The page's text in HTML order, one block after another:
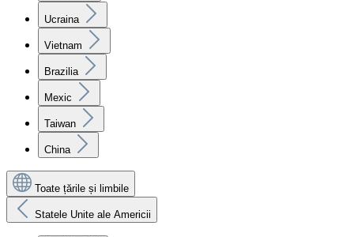
Ucraina
Vietnam
Brazilia
Mexic
Taiwan
China
Toate țările și limbile
Statele Unite ale Americii